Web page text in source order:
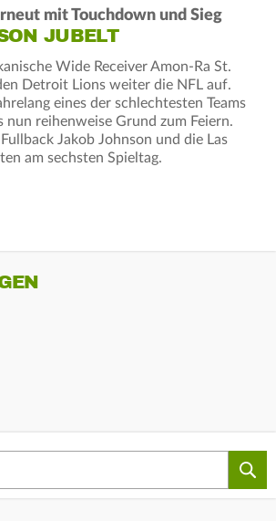
mit Touchdown und Sieg
JUBELT
Wide Receiver Amon-Ra St.
Detroit Lions weiter die NFL auf.
eines der schlechtesten Teams
nun reihenweise Grund zum Feiern.
Jakob Johnson und die Las
am sechsten Spieltag.